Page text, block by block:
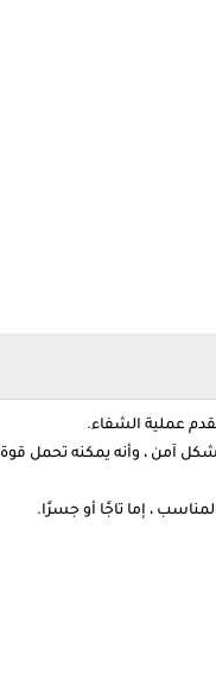
عملية الشفاء.
بشكل آمن ، وأنه يمكنه تحمل قوة
، إما تاجًا أو جسرًا.